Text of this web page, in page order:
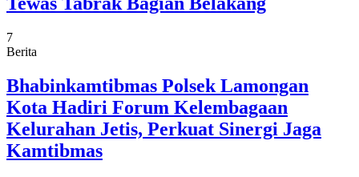
7
Berita
Bhabinkamtibmas Polsek Lamongan
Kota Hadiri Forum Kelembagaan
Kelurahan Jetis, Perkuat Sinergi Jaga
Kamtibmas